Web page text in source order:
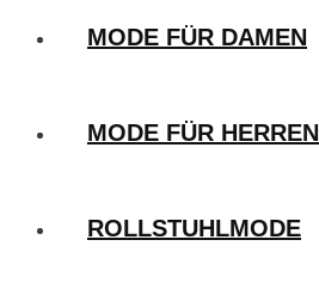
MODE FÜR DAMEN
MODE FÜR HERREN
ROLLSTUHLMODE